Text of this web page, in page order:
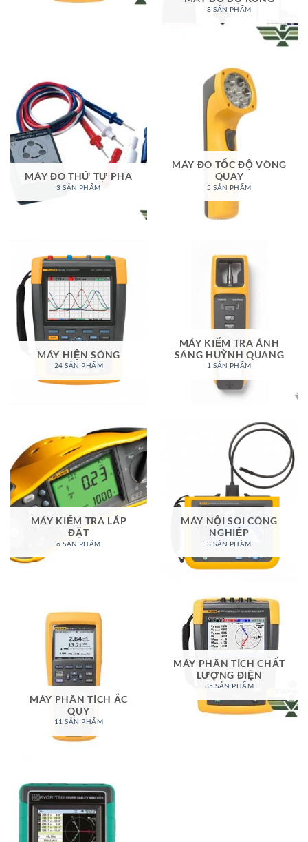
8 SẢN PHẨM
MÁY ĐO THỨ TỰ PHA
3 SẢN PHẨM
MÁY ĐO TỐC ĐỘ VÒNG
QUAY
5 SẢN PHẨM
MÁY HIỆN SÓNG
24 SẢN PHẨM
MÁY KIỂM TRA ÁNH
SÁNG HUỲNH QUANG
1 SẢN PHẨM
MÁY KIỂM TRA LẮP
ĐẶT
6 SẢN PHẨM
MÁY NỘI SOI CÔNG
NGHIỆP
3 SẢN PHẨM
MÁY PHÂN TÍCH ẮC
QUY
11 SẢN PHẨM
MÁY PHÂN TÍCH CHẤT
LƯỢNG ĐIỆN
35 SẢN PHẨM